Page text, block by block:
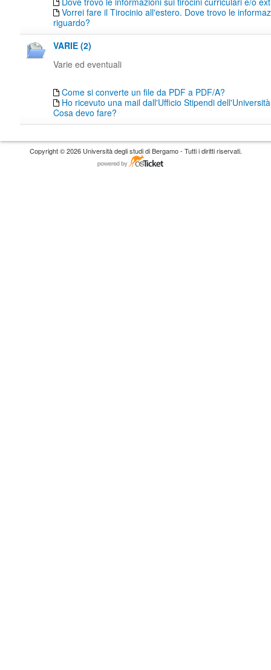
Vorrei fare il Tirocinio all'estero. Dove trovo le
riguardo?
VARIE (2)
Varie ed eventuali
Come si converte un file da PDF a PDF/A?
Ho ricevuto una mail dall'Ufficio Stipendi
Cosa devo fare?
Copyright © 2026 Università degli studi di Bergamo - Tutti i diritti riservati.